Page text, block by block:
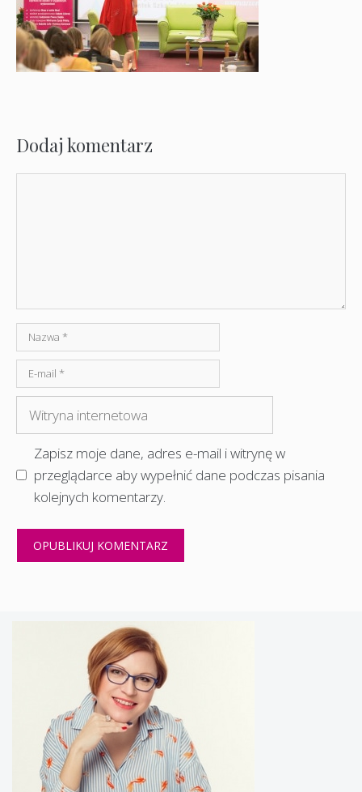
Dodaj komentarz
Nazwa
mail
internetowa
Zapisz moje dane, adres e-mail i witrynę w
przeglądarce aby wypełnić dane podczas pisania
kolejnych komentarzy.